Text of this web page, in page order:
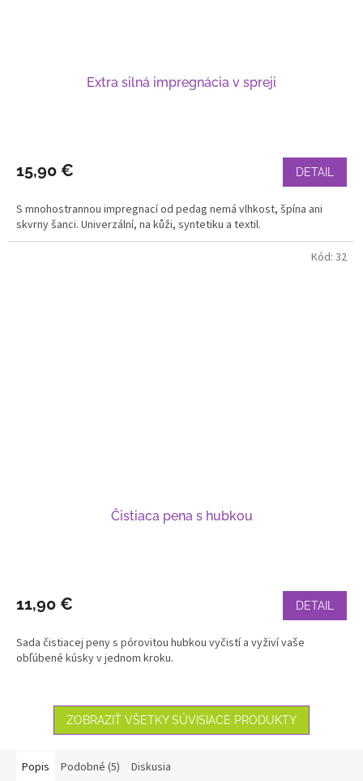
Extra silná impregnácia v spreji
15,90 € DETAIL
S mnohostrannou impregnací od pedag nemá vlhkost, špína ani
skvrny šanci. Univerzální, na kůži, syntetiku a textil.
Čistiaca pena s hubkou
11,90 € DETAIL
Sada čistiacej peny s pórovitou hubkou vyčistí a vyživí vaše
obľúbené kúsky v jednom kroku.
Kód: 32
ZOBRAZIŤ VŠETKY SÚVISIACE PRODUKTY
Popis Podobné (5) Diskusia